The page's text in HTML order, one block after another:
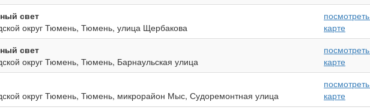
свет
округ Тюмень, Тюмень, улица Щербакова
карте
свет
округ Тюмень, Тюмень, Барнаульская улица
карте
округ Тюмень, Тюмень, микрорайон Мыс, Судоремонтная улица
карте